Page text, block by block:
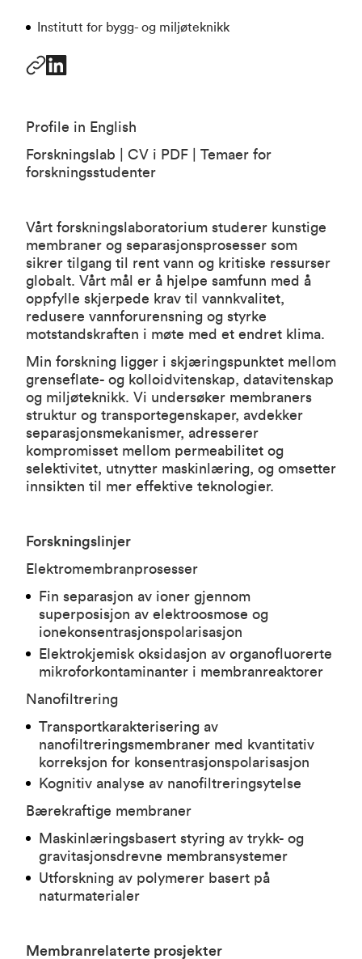
Institutt for bygg- og miljøteknikk
Profile in English
Forskningslab
CV i PDF |
Temaer for
forskningsstudenter
Vårt forskningslaboratorium studerer kunstige
membraner og separasjonsprosesser som
sikrer tilgang til rent vann og kritiske ressurser
globalt. Vårt mål er å hjelpe samfunn med å
oppfylle skjerpede krav til vannkvalitet,
redusere vannforurensning og styrke
motstandskraften i møte med et endret klima.
Min forskning ligger i skjæringspunktet mellom
grenseflate- og kolloidvitenskap, datavitenskap
og miljøteknikk. Vi undersøker membraners
struktur og transportegenskaper, avdekker
separasjonsmekanismer, adresserer
kompromisset mellom permeabilitet og
selektivitet, utnytter maskinlæring, og omsetter
innsikten til mer effektive teknologier.
Forskningslinjer
Elektromembranprosesser
Fin separasjon av ioner gjennom
superposisjon av elektroosmose og
ionekonsentrasjonspolarisasjon
Elektrokjemisk oksidasjon av organofluorerte
mikroforkontaminanter i membranreaktorer
Nanofiltrering
Transportkarakterisering av
nanofiltreringsmembraner med kvantitativ
korreksjon for konsentrasjonspolarisasjon
Kognitiv analyse av nanofiltreringsytelse
Bærekraftige membraner
Maskinlæringsbasert styring av trykk- og
gravitasjonsdrevne membransystemer
Utforskning av polymerer basert på
naturmaterialer
Membranrelaterte prosjekter